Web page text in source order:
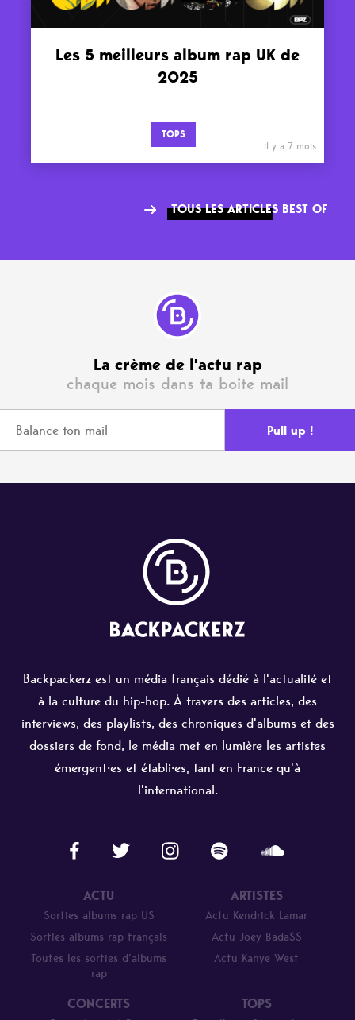
Les 5 meilleurs album rap UK de
2025
TOPS
il y a 7 mois
TOUS LES ARTICLES BEST OF
La crème de l'actu rap
chaque mois dans ta boite mail
Backpackerz est un média français dédié à l'actualité et
à la culture du hip-hop. À travers des articles, des
interviews, des playlists, des chroniques d'albums et des
dossiers de fond, le média met en lumière les artistes
émergent·es et établi·es, tant en France qu'à
l'international.
ACTU
Sorties albums rap US
Sorties albums rap français
Toutes les sorties d’albums
rap
ARTISTES
Actu Kendrick Lamar
Actu Joey Bada$$
Actu Kanye West
CONCERTS TOPS